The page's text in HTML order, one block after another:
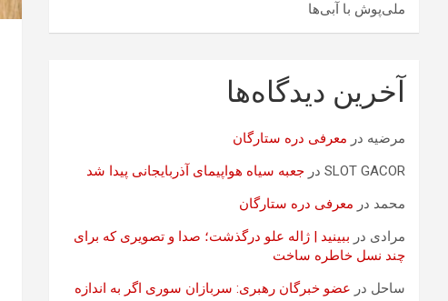
ملی‌پوش با آبی‌ها
آخرین دیدگاه‌ها
مرضیه در معرفی دره ستارگان
SLOT GACOR در جعبه سیاه هواپیمای آذربایجانی پیدا شد
محمد در معرفی دره ستارگان
مرادی در ببینید | ژاله علو درگذشت؛ صدا و تصویری که برای
چند نسل خاطره ساخت
ساحل در عضو خبرگان رهبری: سربازان سوری اگر به اندازه